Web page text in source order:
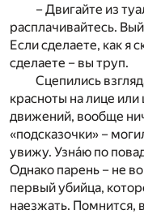
– Двигайте из
расплачивайтесь.
Если сделаете, как я
сделаете – вы труп.
Сцепились
красноты на лице
движений, вообще
«подсказочки» –
увижу. Узна́ю по
Однако парень – не
первый убийца,
наезжать. Помнится,